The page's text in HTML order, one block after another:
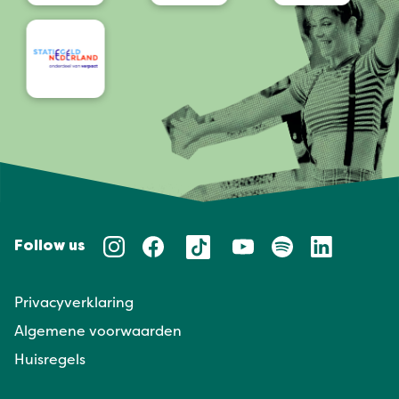
Follow us
Privacyverklaring
Algemene voorwaarden
Huisregels